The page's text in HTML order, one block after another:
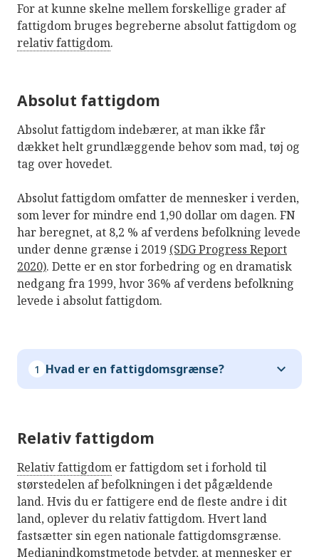
For at kunne skelne mellem forskellige grader af
fattigdom bruges begreberne absolut fattigdom og
relativ fattigdom.
Absolut fattigdom
Absolut fattigdom indebærer, at man ikke får
dækket helt grundlæggende behov som mad, tøj og
tag over hovedet.
Absolut fattigdom omfatter de mennesker i verden,
som lever for mindre end 1,90 dollar om dagen. FN
har beregnet, at 8,2 % af verdens befolkning levede
under denne grænse i 2019 (SDG Progress Report
2020). Dette er en stor forbedring og en dramatisk
nedgang fra 1999, hvor 36% af verdens befolkning
levede i absolut fattigdom.
1 Hvad er en fattigdomsgrænse?
Relativ fattigdom
Relativ fattigdom er fattigdom set i forhold til
størstedelen af befolkningen i det pågældende
land. Hvis du er fattigere end de fleste andre i dit
land, oplever du relativ fattigdom. Hvert land
fastsætter sin egen nationale fattigdomsgrænse.
Medianindkomstmetode betyder, at mennesker er